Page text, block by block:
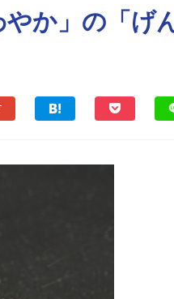
か」の「げ